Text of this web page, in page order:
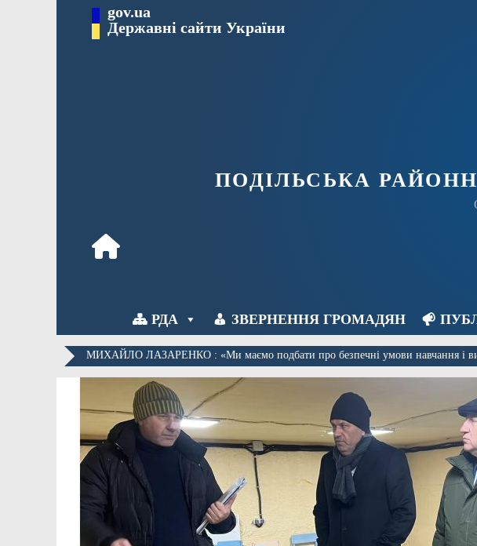
Перейти gov.ua
Державні сайти України
ПОДІЛЬСЬКА
РДА ЗВЕРНЕННЯ ГРОМАДЯН
МИХАЙЛО ЛАЗАРЕНКО : «Ми маємо подбати про безпечні умови навчання і